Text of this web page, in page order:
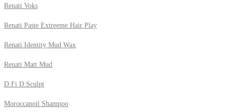
Renati Voks
Renati Paste Extreeme Hair Play
Renati Identity Mud Wax
Renati Matt Mud
D:Fi D:Sculpt
Moroccanoil Shampoo